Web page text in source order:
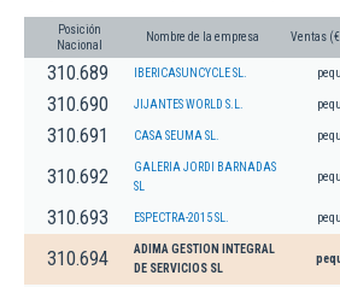
Posición
Nacional
Nombre de la empresa Ventas
310.689 IBERICASUNCYCLE SL.
310.690 JIJANTES WORLD S.L.
310.691 CASA SEUMA SL.
310.692
GALERIA JORDI BARNADAS
SL
310.693 ESPECTRA-2015 SL.
310.694
ADIMA GESTION INTEGRAL
DE SERVICIOS SL